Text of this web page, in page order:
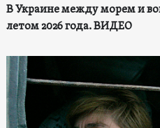
В Украине между морем и
летом 2026 года. ВИДЕО